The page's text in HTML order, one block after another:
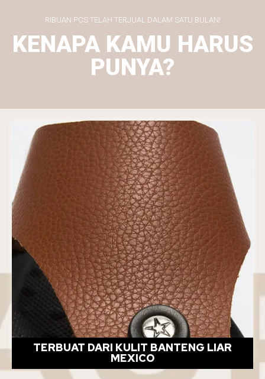
RIBUAN PCS TELAH TERJUAL DALAM SATU BULAN!
KENAPA KAMU HARUS
PUNYA?
TERBUAT DARI KULIT BANTENG LIAR
MEXICO